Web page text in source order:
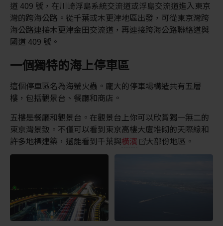
道 409 號，在川崎浮島系統交流道或浮島交流道進入東京
灣的跨海公路。從千葉或木更津地區出發，可從東京灣跨
海公路連接木更津金田交流道，再連接跨海公路聯絡道與
國道 409 號。
一個獨特的海上停車區
這個停車區名為海螢火蟲。龐大的停車場構造共有五層
樓，包括觀景台、餐廳和商店。
五樓是餐廳和觀景台。在觀景台上你可以欣賞獨一無二的
東京灣景致。不僅可以看到東京高樓大廈堆砌的天際線和
許多地標建築，還能看到千葉與橫濱 大部份地區。